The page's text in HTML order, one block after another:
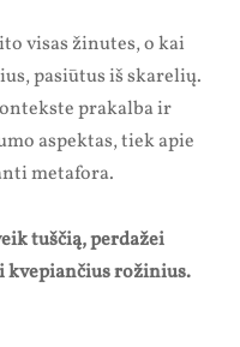
visas žinutes, o kai
pasiūtus iš skarelių.
prakalba ir
aspektas, tiek apie
metafora.
tuščią, perdažei
kvepiančius rožinius.